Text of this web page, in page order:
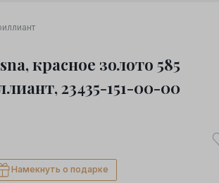
красное золото 585
23435-151-00-00
Намекнуть о подарке